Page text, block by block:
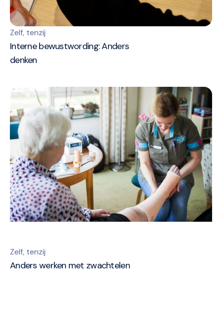
Zelf, tenzij
Interne bewustwording: Anders
denken
Zelf, tenzij
Anders werken met zwachtelen